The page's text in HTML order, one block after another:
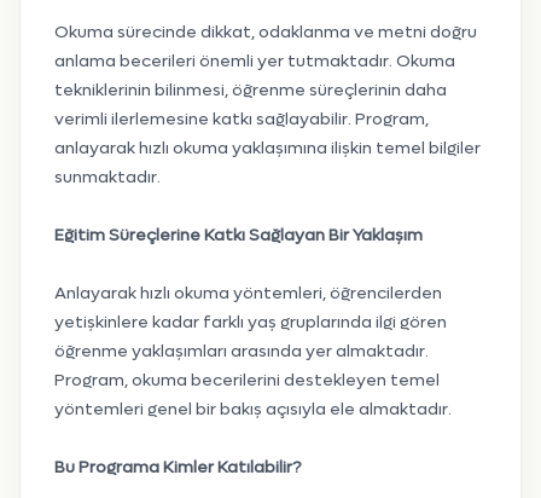
Okuma sürecinde dikkat, odaklanma ve metni doğru
anlama becerileri önemli yer tutmaktadır. Okuma
tekniklerinin bilinmesi, öğrenme süreçlerinin daha
verimli ilerlemesine katkı sağlayabilir. Program,
anlayarak hızlı okuma yaklaşımına ilişkin temel bilgiler
sunmaktadır.
Eğitim Süreçlerine Katkı Sağlayan Bir Yaklaşım
Anlayarak hızlı okuma yöntemleri, öğrencilerden
yetişkinlere kadar farklı yaş gruplarında ilgi gören
öğrenme yaklaşımları arasında yer almaktadır.
Program, okuma becerilerini destekleyen temel
yöntemleri genel bir bakış açısıyla ele almaktadır.
Bu Programa Kimler Katılabilir?